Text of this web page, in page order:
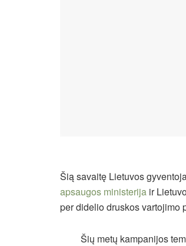
Šią savaitę Lietuvos
apsaugos ministerija ir
per didelio druskos vartojimo
Šių metų kampanijos